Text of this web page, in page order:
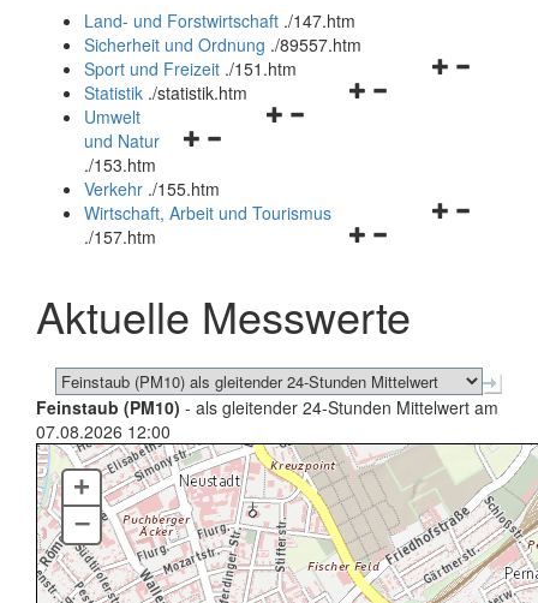
und
schließen
Land- und Forstwirtschaft ./147.htm
Sicherheit und Ordnung ./89557.htm
Navigationsmenü
Sport und Freizeit ./151.htm
Navigationsmenü
Statistik ./statistik.htm
Navigationsmenü
und
schließen
Umwelt
und Natur
./153.htm
Verkehr ./155.htm
Navigationsmenü
schließen
Wirtschaft, Arbeit und Tourismus
./157.htm
Aktuelle Messwerte
Feinstaub (PM10) - als gleitender 24-Stunden Mittelwert am
07.08.2026 12:00
+
–